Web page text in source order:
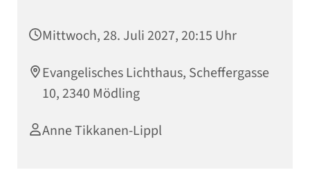
Mittwoch, 28. Juli 2027, 20:15 Uhr
Evangelisches Lichthaus, Scheffergasse
10, 2340 Mödling
Anne Tikkanen-Lippl